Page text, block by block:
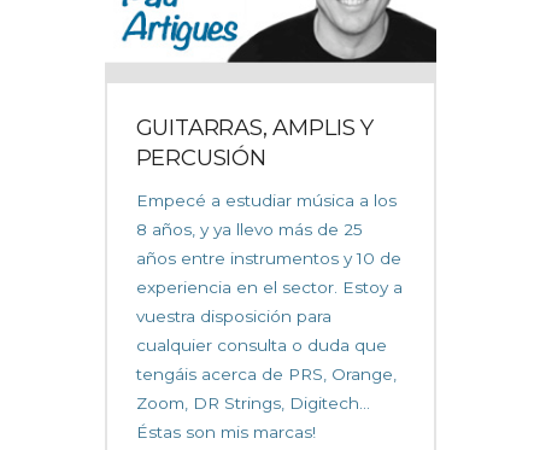
GUITARRAS, AMPLIS Y
PERCUSIÓN
Empecé a estudiar música a los
8 años, y ya llevo más de 25
años entre instrumentos y 10 de
experiencia en el sector. Estoy a
vuestra disposición para
cualquier consulta o duda que
tengáis acerca de PRS, Orange,
Zoom, DR Strings, Digitech...
Éstas son mis marcas!